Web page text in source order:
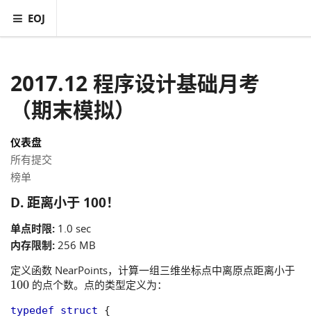
EOJ
2017.12 程序设计基础月考
（期末模拟）
仪表盘
所有提交
榜单
D. 距离小于 100！
单点时限: 1.0 sec
内存限制: 256 MB
定义函数 NearPoints，计算一组三维坐标点中离原点距离小于
100的点个数。点的类型定义为：
typedef struct
{